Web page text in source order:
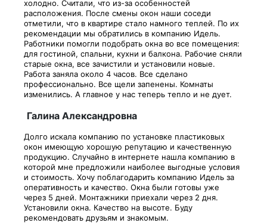
холодно. Считали, что из-за особенностей
расположения. После смены окон наши соседи
отметили, что в квартире стало намного теплей. По их
рекомендации мы обратились в компанию Идель.
Работники помогли подобрать окна во все помещения:
для гостиной, спальни, кухни и балкона. Рабочие сняли
старые окна, все зачистили и установили новые.
Работа заняла около 4 часов. Все сделано
профессионально. Все щели запенены. Комнаты
изменились. А главное у нас теперь тепло и не дует.
Галина Александровна
Долго искала компанию по установке пластиковых
окон имеющую хорошую репутацию и качественную
продукцию. Случайно в интернете нашла компанию в
которой мне предложили наиболее выгодные условия
и стоимость. Хочу поблагодарить компанию Идель за
оперативность и качество. Окна были готовы уже
через 5 дней. Монтажники приехали через 2 дня.
Установили окна. Качество на высоте. Буду
рекомендовать друзьям и знакомым.